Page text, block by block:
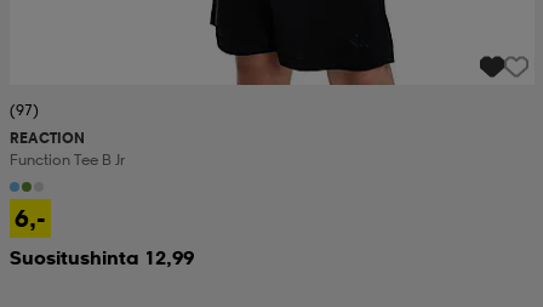
(97)
REACTION
Function Tee B Jr
6,-
Suositushinta 12,99